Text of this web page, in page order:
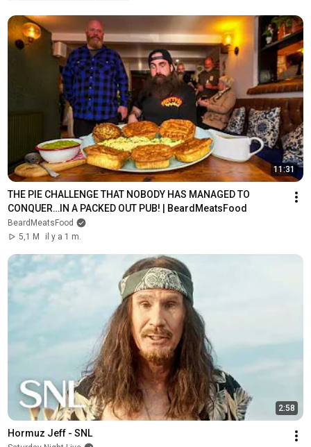
11:31
THE PIE CHALLENGE THAT NOBODY HAS MANAGED TO
CONQUER…IN A PACKED OUT PUB! | BeardMeatsFood
BeardMeatsFood
5,1 M
il y a 1 m.
2:58
Hormuz Jeff - SNL